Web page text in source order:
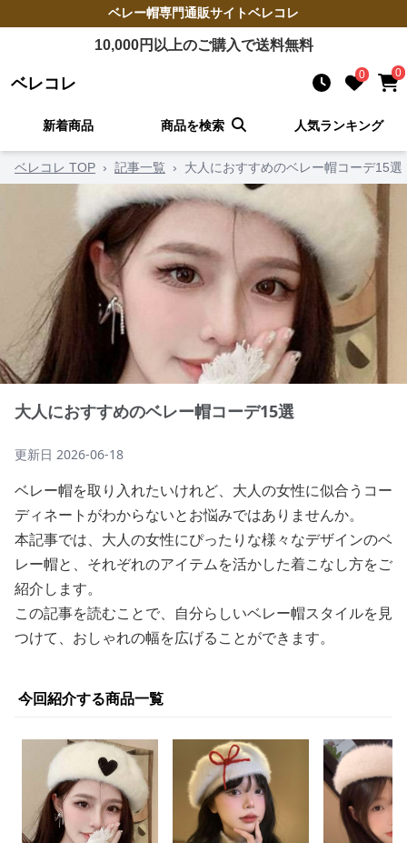
ベレー帽専門通販サイトベレコレ
10,000円以上のご購入で送料無料
ベレコレ 0 0
新着商品 商品を検索 人気ランキング
ベレコレ TOP › 記事一覧 › 大人におすすめのベレー帽コーデ15選
大人におすすめのベレー帽コーデ15選
更新日 2026-06-18
ベレー帽を取り入れたいけれど、大人の女性に似合うコー
ディネートがわからないとお悩みではありませんか。
本記事では、大人の女性にぴったりな様々なデザインのベ
レー帽と、それぞれのアイテムを活かした着こなし方をご
紹介します。
この記事を読むことで、自分らしいベレー帽スタイルを見
つけて、おしゃれの幅を広げることができます。
今回紹介する商品一覧